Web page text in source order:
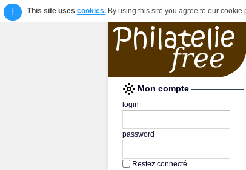
i This site uses cookies.By using this site you agree to our cookie
Mon compte
login
password
Restez connecté